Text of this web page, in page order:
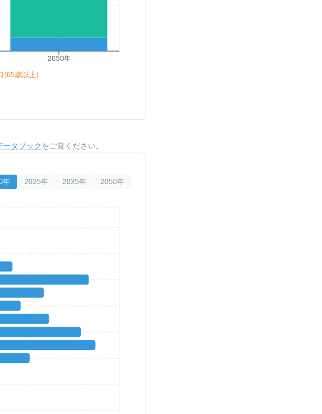
2050年
(65歳以上)
ータブック をご覧ください。
年 2025年 2035年 2050年